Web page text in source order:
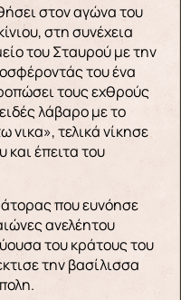
στον αγώνα του
στη συνέχεια
του Σταυρού με την
του ένα
τους εχθρούς
λάβαρο με το
νικα», τελικά νίκησε
έπειτα του
που ευνόησε
ανελέητου
του κράτους του
την βασίλισσα